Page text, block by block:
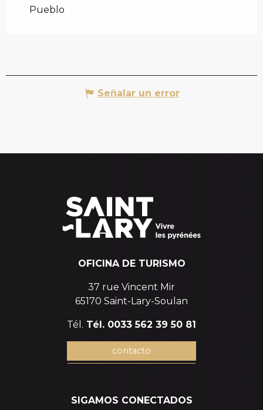
Pueblo
Señalar un error
OFICINA DE TURISMO
37 rue Vincent Mir
65170 Saint-Lary-Soulan
Tél. Tél. 0033 562 39 50 81
contacto
SIGAMOS CONECTADOS